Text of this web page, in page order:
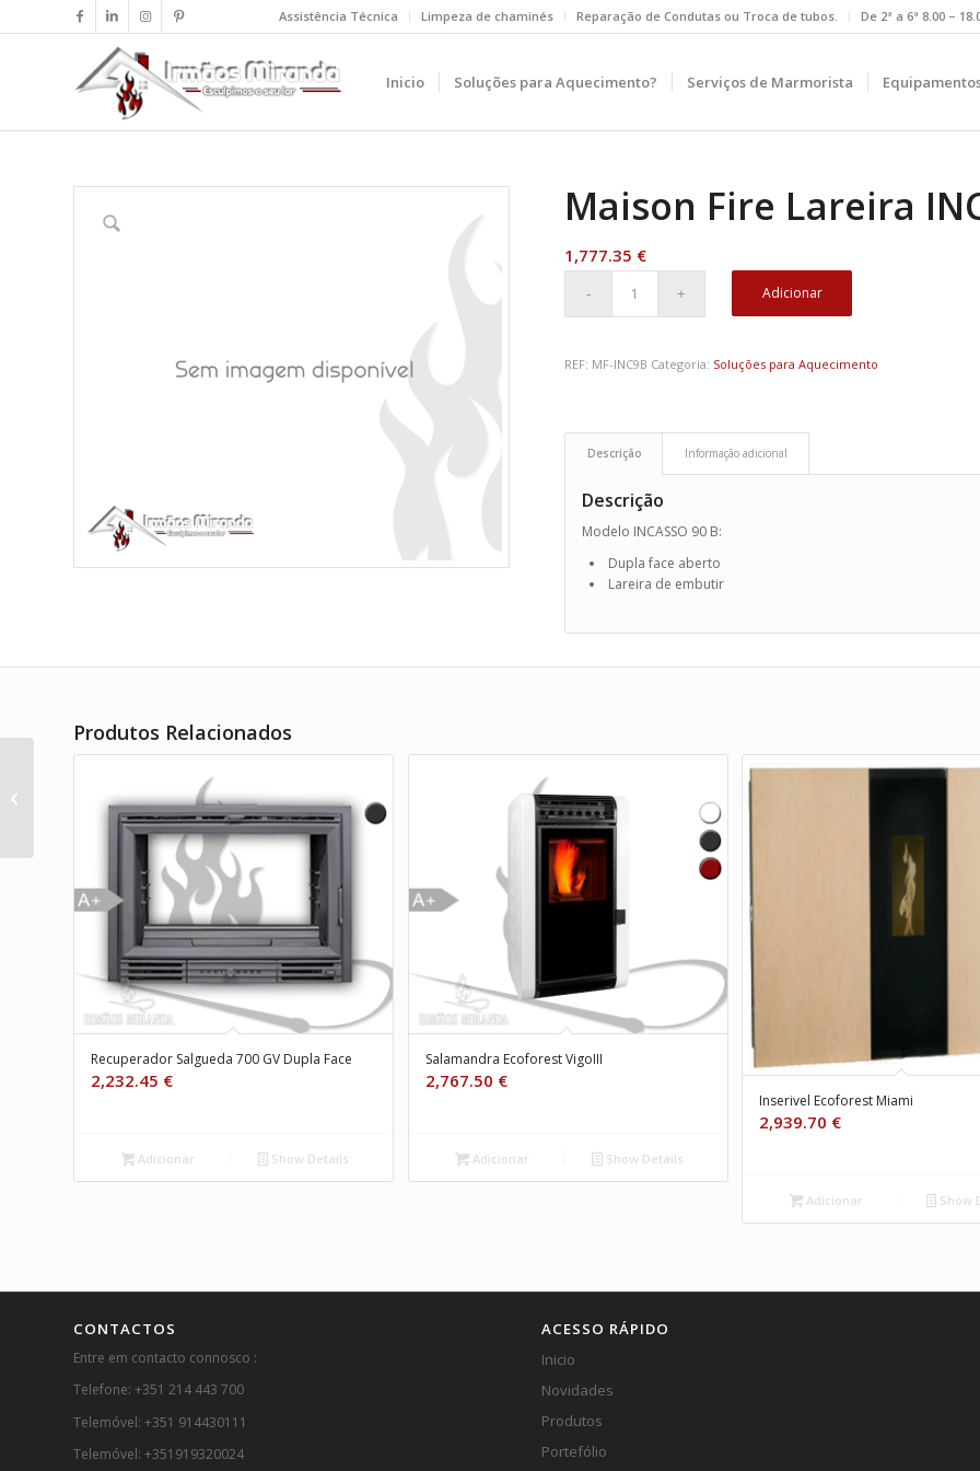
Assistência Técnica Limpeza de chaminés Reparação de Condutas ou Troca de tubos. De 2ª a 6ª 8.00 –
Inicio Soluções para Aquecimento? Serviços de Marmorista
Maison Fire Lareira
1,777.35 €
Adicionar
REF: MF-INC9B Categoria: Soluções para Aquecimento
Descrição Informação adicional
Descrição
Modelo INCASSO 90 B:
Dupla face aberto
Lareira de embutir
Produtos Relacionados
Recuperador Salgueda 700 GV Dupla Face
2,232.45 €
Adicionar Show Details
Salamandra Ecoforest VigoIII
2,767.50 €
Adicionar Show Details
Inserivel Ecoforest Miami
2,939.70 €
Adicionar Show
CONTACTOS
Entre em contacto connosco :
Telefone: +351 214 443 700
Telemóvel: +351 914430111
Telemóvel: +351919320024
ACESSO RÁPIDO
Inicio
Novidades
Produtos
Portefólio
Maison Fire Lareira INCASSO 90